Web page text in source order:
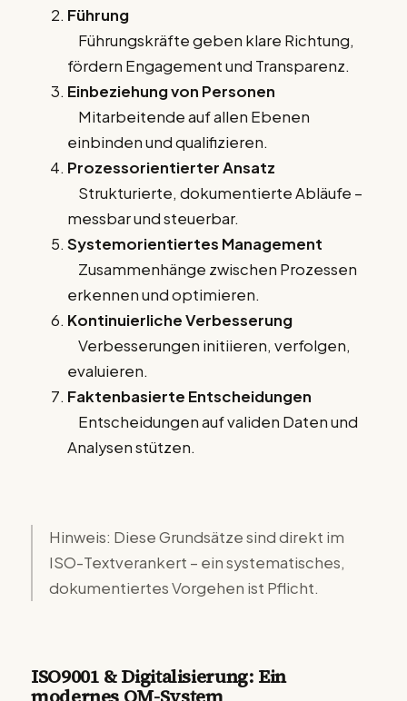
Führung
Führungskräfte geben klare Richtung,
fördern Engagement und Transparenz.
Einbeziehung von Personen
Mitarbeitende auf allen Ebenen
einbinden und qualifizieren.
Prozessorientierter Ansatz
Strukturierte, dokumentierte Abläufe –
messbar und steuerbar.
Systemorientiertes Management
Zusammenhänge zwischen Prozessen
erkennen und optimieren.
Kontinuierliche Verbesserung
Verbesserungen initiieren, verfolgen,
evaluieren.
Faktenbasierte Entscheidungen
Entscheidungen auf validen Daten und
Analysen stützen.
Hinweis: Diese Grundsätze sind direkt im
ISO-Textverankert – ein systematisches,
dokumentiertes Vorgehen ist Pflicht.
ISO9001 & Digitalisierung: Ein